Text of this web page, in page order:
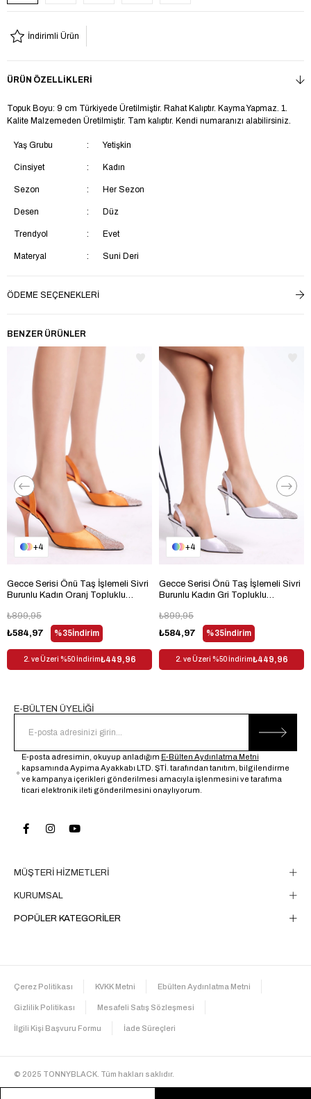
İndirimli Ürün
ÜRÜN ÖZELLIKLERI
Topuk Boyu: 9 cm Türkiyede Üretilmiştir. Rahat Kalıptır. Kayma Yapmaz. 1.
Kalite Malzemeden Üretilmiştir. Tam kalıptır. Kendi numaranızı alabilirsiniz.
Yaş Grubu Yetişkin
Cinsiyet Kadın
Sezon Her Sezon
Desen Düz
Trendyol Evet
Materyal Suni Deri
Topuk Tipi
Astar Materyali Suni Deri
Ek Özellik Ek Özellik Mevcut Değil
İç Taban Materyali
Saya Materyali
Taban Materyali
Menşei
ÖDEME SEÇENEKLERI
BENZER ÜRÜNLER
4
Gecce Serisi Önü Taş İşlemeli Sivri
Burunlu Kadın Oranj Topluklu
%35İndirim
₺584,97
₺899,95
2. ve Üzeri %50 İndirim₺449,96
4
Gecce Serisi Önü Taş İşlemeli Sivri
Burunlu Kadın Gri Topluklu
%35İndirim
₺584,97
₺899,95
2. ve Üzeri %50 İndirim₺449,96
MÜŞTERİ HİZMETLERİ
KURUMSAL
POPÜLER KATEGORİLER
E-BÜLTEN ÜYELİĞİ
E-posta adresimin, okuyup anladığım E-Bülten Aydınlatma Metni
kapsamında Aypima Ayakkabı LTD. ŞTİ. tarafından tanıtım, bilgilendirme
ve kampanya içerikleri gönderilmesi amacıyla işlenmesini ve tarafıma
ticari elektronik ileti gönderilmesini onaylıyorum.
Çerez Politikası KVKK Metni Ebülten Aydınlatma Metni
Gizlilik Politikası Mesafeli Satış Sözleşmesi
İlgili Kişi Başvuru Formu İade Süreçleri
© 2025 TONNYBLACK. Tüm hakları saklıdır.